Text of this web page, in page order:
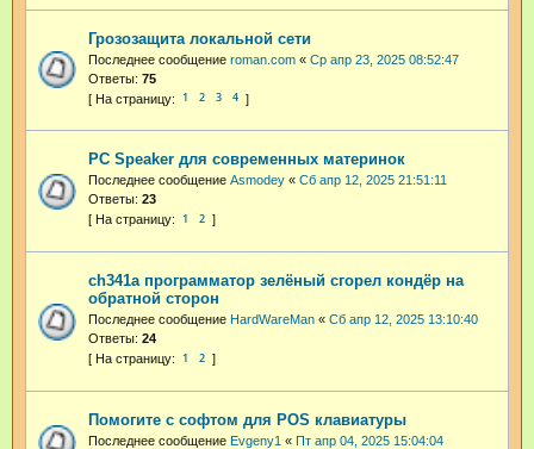
Грозозащита локальной сети
Последнее сообщение roman.com « Ср апр 23, 2025 08:52:47
Ответы: 75
1 2 3 4
PC Speaker для современных материнок
Последнее сообщение Asmodey « Сб апр 12, 2025 21:51:11
Ответы: 23
1 2
ch341a программатор зелёный сгорел кондёр на
обратной сторон
Последнее сообщение HardWareMan « Сб апр 12, 2025 13:10:40
Ответы: 24
1 2
Помогите с софтом для POS клавиатуры
Последнее сообщение Evgeny1 « Пт апр 04, 2025 15:04:04